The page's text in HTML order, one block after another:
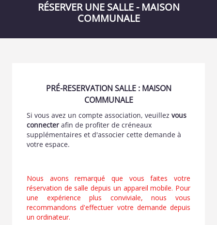
RÉSERVER UNE SALLE - MAISON
COMMUNALE
PRÉ-RESERVATION SALLE : MAISON
COMMUNALE
Si vous avez un compte association, veuillez vous
connecter afin de profiter de créneaux
supplémentaires et d'associer cette demande à
votre espace.
Nous avons remarqué que vous faites votre
réservation de salle depuis un appareil mobile. Pour
une expérience plus conviviale, nous vous
recommandons d'effectuer votre demande depuis
un ordinateur.